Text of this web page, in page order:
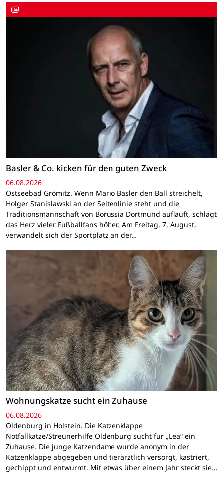
Basler & Co. kicken für den guten Zweck
06.08.2026
Ostseebad Grömitz. Wenn Mario Basler den Ball streichelt,
Holger Stanislawski an der Seitenlinie steht und die
Traditionsmannschaft von Borussia Dortmund aufläuft, schlägt
das Herz vieler Fußballfans höher. Am Freitag, 7. August,
verwandelt sich der Sportplatz an der…
Wohnungskatze sucht ein Zuhause
06.08.2026
Oldenburg in Holstein. Die Katzenklappe
Notfallkatze/Streunerhilfe Oldenburg sucht für „Lea“ ein
Zuhause. Die junge Katzendame wurde anonym in der
Katzenklappe abgegeben und tierärztlich versorgt, kastriert,
gechippt und entwurmt. Mit etwas über einem Jahr steckt sie…